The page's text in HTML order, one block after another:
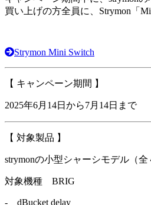
買い上げの方全員に、Strymon「
Strymon Mini Switch
【 キャンペーン期間 】
2025年6月14日から7月14日まで
【 対象製品 】
strymonの小型シャーシモデル（全
対象機種 BRIG
- dBucket delay